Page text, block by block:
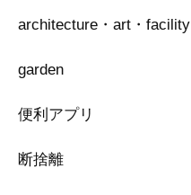
architecture・art・facility
garden
便利アプリ
断捨離